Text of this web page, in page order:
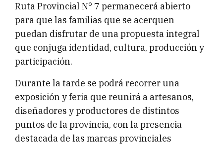
Ruta Provincial N° 7 permanecerá abierto
para que las familias que se acerquen
puedan disfrutar de una propuesta integral
que conjuga identidad, cultura, producción y
participación.
Durante la tarde se podrá recorrer una
exposición y feria que reunirá a artesanos,
diseñadores y productores de distintos
puntos de la provincia, con la presencia
destacada de las marcas provinciales